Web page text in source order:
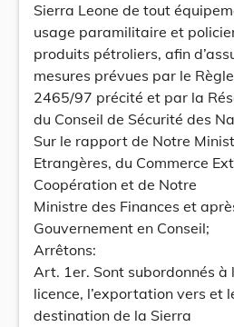
Sierra Leone de tout
usage paramilitaire et
produits pétroliers, afin
mesures prévues par le
2465/97 précité et par la
du Conseil de Sécurité des
Sur le rapport de Notre
Etrangères, du Commerce
Coopération et de Notre
Ministre des Finances et
Gouvernement en Conseil;
Arrêtons:
Art. 1er. Sont subordonnés à
licence, l’exportation vers et
destination de la Sierra